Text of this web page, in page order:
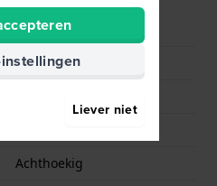
S125758
40 mm
Achthoekig
Liever niet